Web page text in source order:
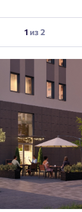
информационную
Отправить
1из2
вы даёте
Подтвердить
Отправить